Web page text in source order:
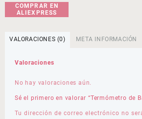
COMPRAR EN
ALIEXPRESS
VALORACIONES (0) META INFORMACIÓN
Valoraciones
No hay valoraciones aún.
Sé el primero en valorar “Termómetro de
Tu dirección de correo electrónico no